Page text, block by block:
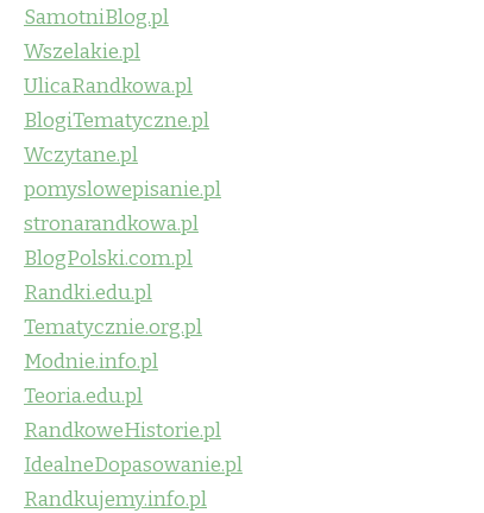
SamotniBlog.pl
Wszelakie.pl
UlicaRandkowa.pl
BlogiTematyczne.pl
Wczytane.pl
pomyslowepisanie.pl
stronarandkowa.pl
BlogPolski.com.pl
Randki.edu.pl
Tematycznie.org.pl
Modnie.info.pl
Teoria.edu.pl
RandkoweHistorie.pl
IdealneDopasowanie.pl
Randkujemy.info.pl